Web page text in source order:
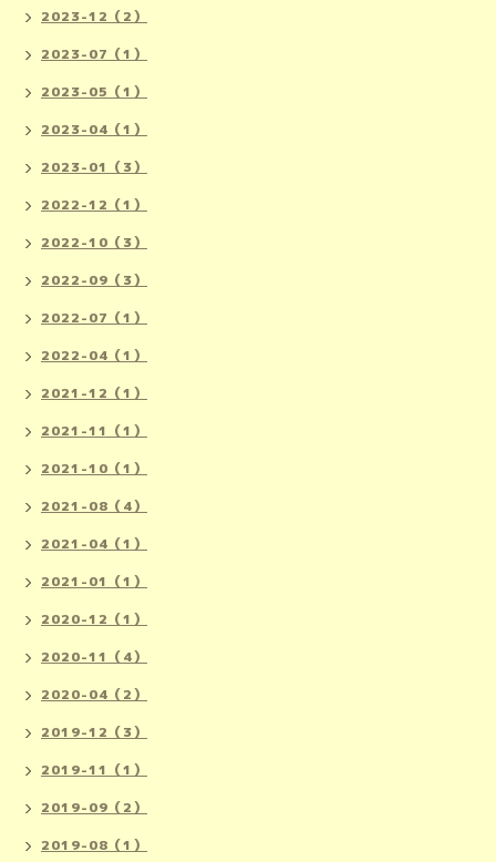
2023-12（2）
2023-07（1）
2023-05（1）
2023-04（1）
2023-01（3）
2022-12（1）
2022-10（3）
2022-09（3）
2022-07（1）
2022-04（1）
2021-12（1）
2021-11（1）
2021-10（1）
2021-08（4）
2021-04（1）
2021-01（1）
2020-12（1）
2020-11（4）
2020-04（2）
2019-12（3）
2019-11（1）
2019-09（2）
2019-08（1）